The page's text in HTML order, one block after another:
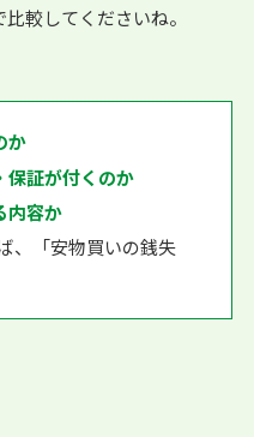
較してくださいね。
か
保証が付くのか
内容か
、「安物買いの銭失